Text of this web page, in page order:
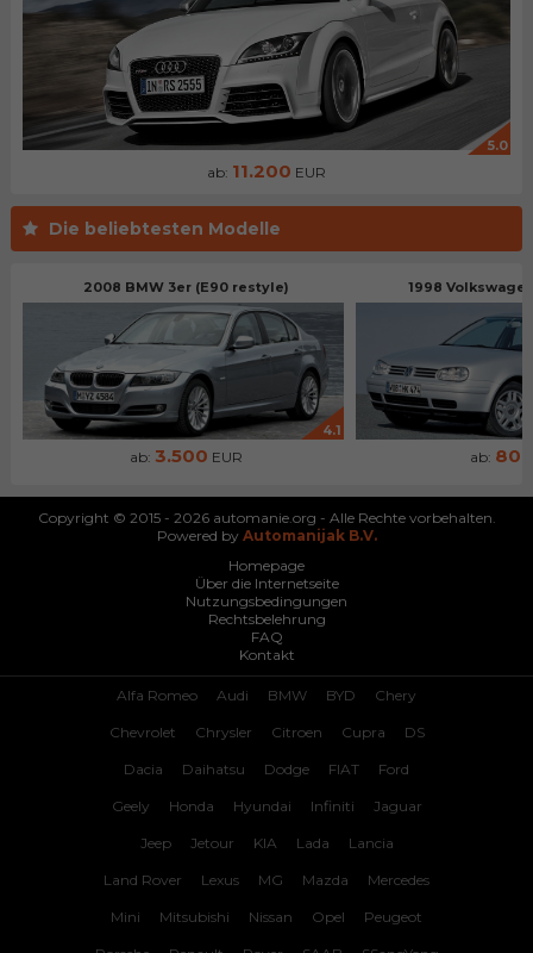
5.0
ab: 11.200 EUR
Die beliebtesten Modelle
2008 BMW 3er (E90 restyle)
4.1
ab: 3.500 EUR
1998
ab: 800
Copyright © 2015 - 2026 automanie.org - Alle Rechte vorbehalten.
Powered by Automanijak B.V.
Homepage
Über die Internetseite
Nutzungsbedingungen
Rechtsbelehrung
FAQ
Kontakt
Alfa Romeo Audi BMW BYD Chery
Chevrolet Chrysler Citroen Cupra DS
Dacia Daihatsu Dodge FIAT Ford
Geely Honda Hyundai Infiniti Jaguar
Jeep Jetour KIA Lada Lancia
Land Rover Lexus MG Mazda Mercedes
Mini Mitsubishi Nissan Opel Peugeot